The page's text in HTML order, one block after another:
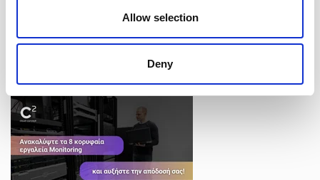
Allow selection
Deny
ΕΙΝΑΙ ΤΟ CYBER VAULT Η ΛΥΣΗ ΓΙΑ ΤΗΝ ΑΣΦΑΛΕΙΑ
ΤΩΝ ΔΕΔΟΜΕΝΩΝ ΣΑΣ;